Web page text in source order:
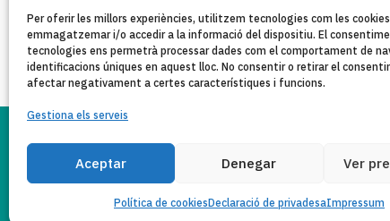
Per oferir les millors experiències, utilitzem tecnologies com les
emmagatzemar i/o accedir a la informació del dispositiu. El
tecnologies ens permetrà processar dades com el comportament de
identificacions úniques en aquest lloc. No consentir o retirar el
afectar negativament a certes característiques i funcions.
Gestiona els serveis
Aceptar Denegar Ver
Política de cookiesDeclaració de privadesaImpressum
Copyleft 2025 Itaka-Escolapios AVÍS LEGAL